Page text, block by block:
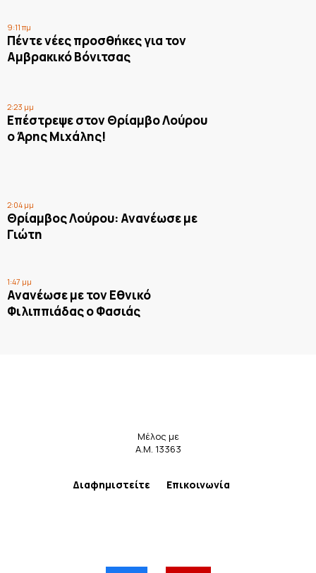
9:11 πμ
Πέντε νέες προσθήκες για τον
Αμβρακικό Βόνιτσας
2:23 μμ
Επέστρεψε στον Θρίαμβο Λούρου
ο Άρης Μιχάλης!
2:04 μμ
Θρίαμβος Λούρου: Ανανέωσε με
Γιώτη
1:47 μμ
Ανανέωσε με τον Εθνικό
Φιλιππιάδας ο Φασιάς
Μέλος με
Α.Μ. 13363
Διαφημιστείτε Επικοινωνία